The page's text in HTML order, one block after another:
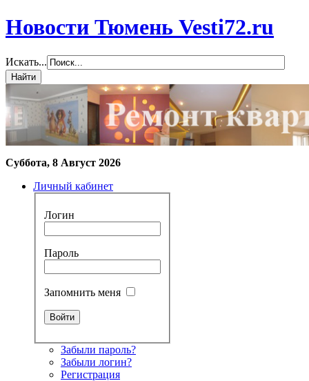
Новости Тюмень Vesti72.ru
Искать...
Суббота, 8 Август 2026
Личный кабинет
Логин
Пароль
Запомнить меня
Забыли пароль?
Забыли логин?
Регистрация